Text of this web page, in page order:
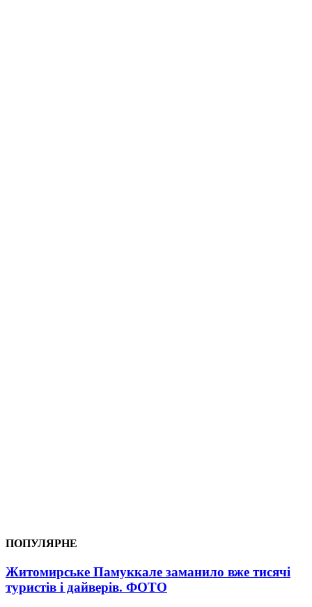
ПОПУЛЯРНЕ
Житомирське Памуккале заманило вже тисячі
туристів і дайверів. ФОТО